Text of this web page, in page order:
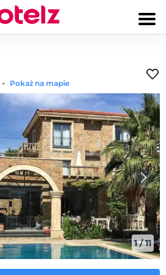
- Pokaż na mapie
1/11